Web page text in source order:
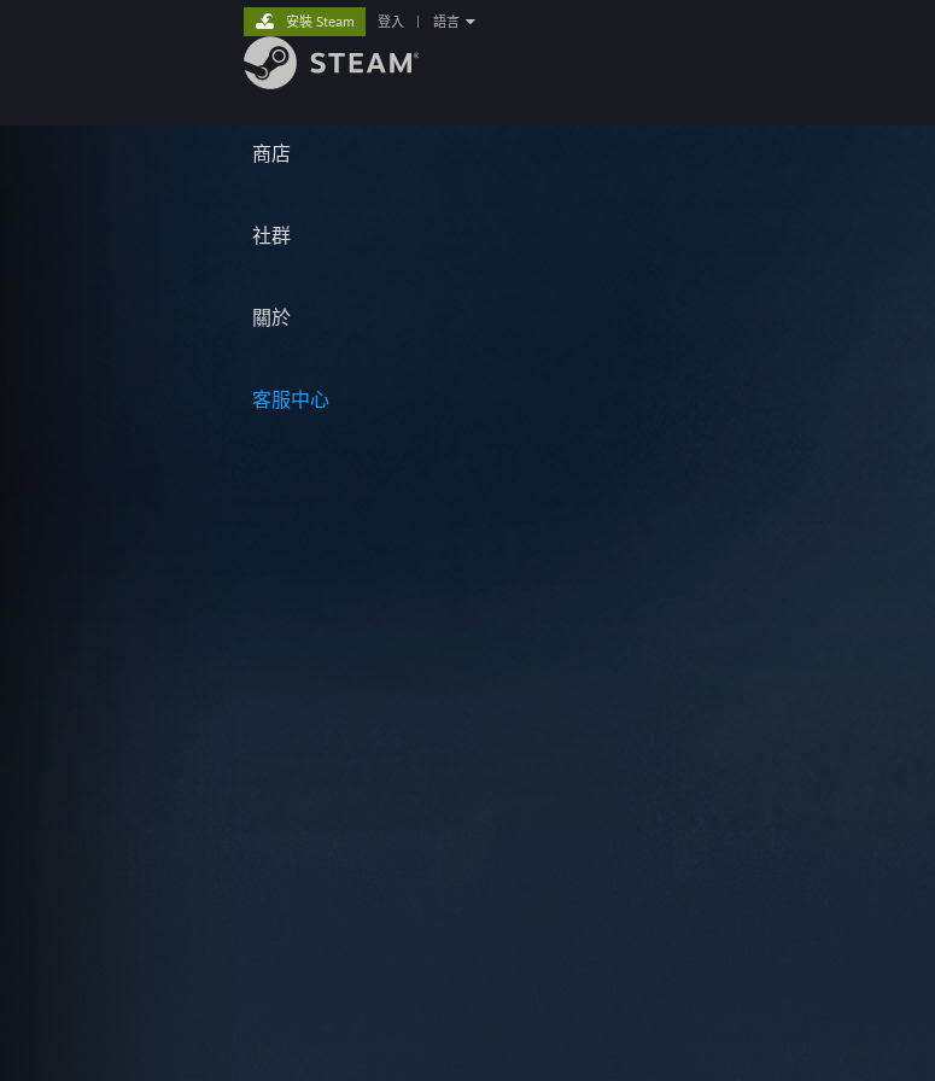
商店
社群
關於
客服中心
安裝 Steam 登入 語言